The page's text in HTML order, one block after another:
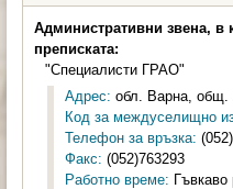
Административни звена, в
преписката:
"Специалисти ГРАО"
Адрес: обл. Варна, общ.
Код за междуселищно
Телефон за връзка:
Факс: (052)763293
Работно време: